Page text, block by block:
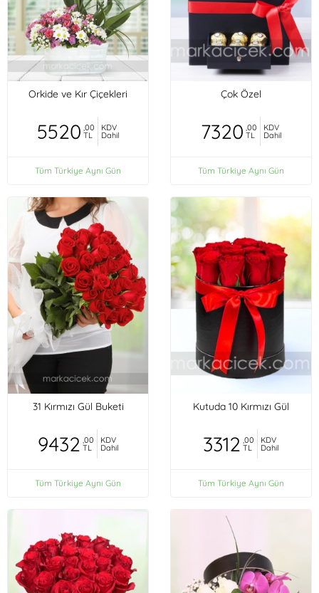
Orkide ve Kır Çiçekleri
5520 ,00
TL
KDV
Dahil
Tüm Türkiye Aynı Gün
Çok Özel
7320 ,00
TL
KDV
Dahil
Tüm Türkiye Aynı Gün
31 Kırmızı Gül Buketi
9432 ,00
TL
KDV
Dahil
Tüm Türkiye Aynı Gün
Kutuda 10 Kırmızı Gül
3312 ,00
TL
KDV
Dahil
Tüm Türkiye Aynı Gün